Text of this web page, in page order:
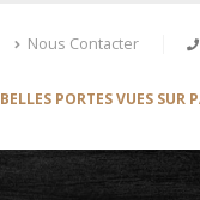
Nous Contacter
BELLES PORTES VUES SUR